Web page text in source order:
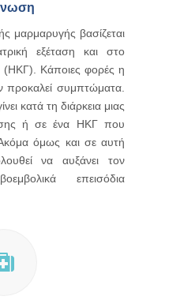
μαρμαρυγής βασίζεται
εξέταση και στο
(ΗΚΓ). Κάποιες φορές η
προκαλεί συμπτώματα.
κατά τη διάρκεια μιας
ή σε ένα ΗΚΓ που
όμως και σε αυτή
να αυξάνει τον
επεισόδια